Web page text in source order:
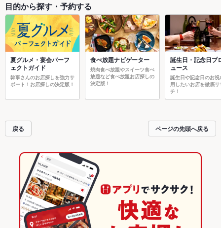
目的から探す・予約する
夏グルメ・宴会パーフ
ェクトガイド
幹事さんのお店探しを強力サ
ポート！お店探しの決定版！
食べ放題ナビゲーター
焼肉食べ放題やスイーツ食べ
放題など食べ放題お店探しの
決定版！
誕生日・記念日プ
ュース
誕生日や記念日のお祝
用したいお店を徹底リ
チ！
戻る ページの先頭へ戻る